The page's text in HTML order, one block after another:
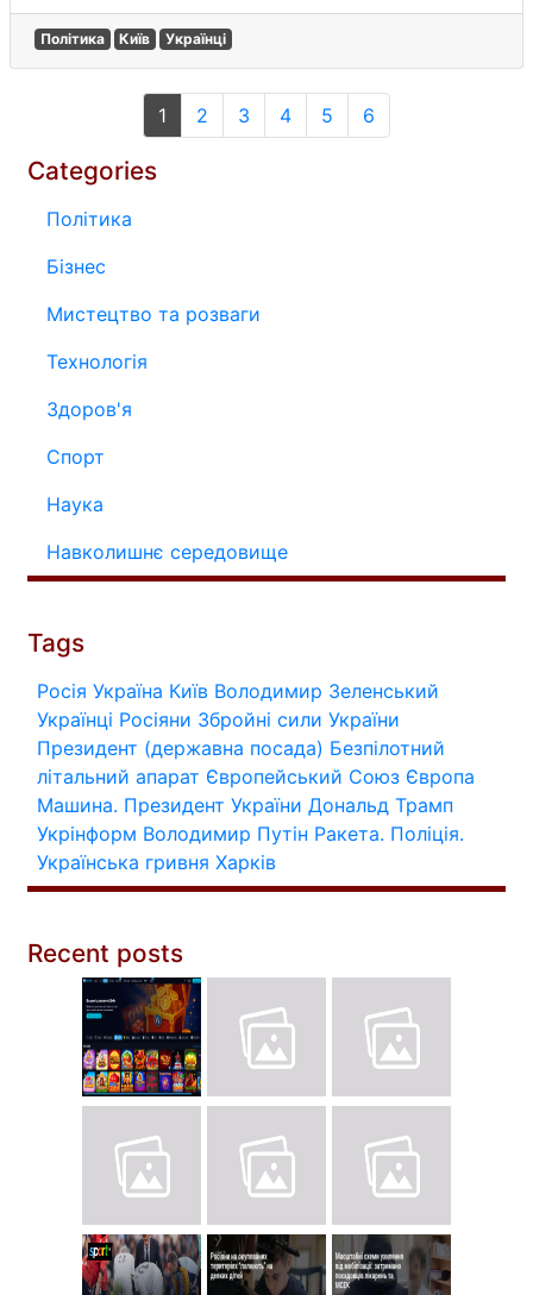
Політика Київ Українці
1 2 3 4 5 6
Categories
Політика
Бізнес
Мистецтво та розваги
Технологія
Здоров'я
Спорт
Наука
Навколишнє середовище
Tags
Росія Україна Київ Володимир Зеленський
Українці Росіяни Збройні сили України
Президент (державна посада) Безпілотний
літальний апарат Європейський Союз Європа
Машина. Президент України Дональд Трамп
Укрінформ Володимир Путін Ракета. Поліція.
Українська гривня Харків
Recent posts